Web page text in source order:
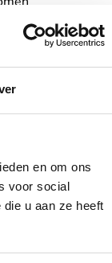
en om ons
voor social
u aan ze heeft
en bestand
van
op
stabiliteit
en om
1600gr. /